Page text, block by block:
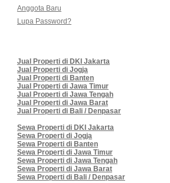
Anggota Baru
Lupa Password?
Jual Properti di DKI Jakarta
Jual Properti di Jogja
Jual Properti di Banten
Jual Properti di Jawa Timur
Jual Properti di Jawa Tengah
Jual Properti di Jawa Barat
Jual Properti di Bali / Denpasar
Sewa Properti di DKI Jakarta
Sewa Properti di Jogja
Sewa Properti di Banten
Sewa Properti di Jawa Timur
Sewa Properti di Jawa Tengah
Sewa Properti di Jawa Barat
Sewa Properti di Bali / Denpasar